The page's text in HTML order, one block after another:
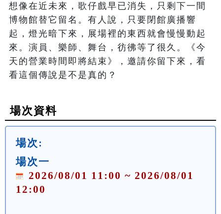
想像在近未來，歌仔戲早已消失，只剩下一間
博物館替它留名。有人說，只要閉館廣播響
起，燈光暗下來，展場裡的東西就會慢慢動起
來。演員、樂師、舞台，彷彿等了很久。《今
天的營業時間即將結束》，邀請你留下來，看
看這個傳說是不是真的？
場次資料
場次:
場次一
2026/08/01 11:00 ~ 2026/08/01
12:00